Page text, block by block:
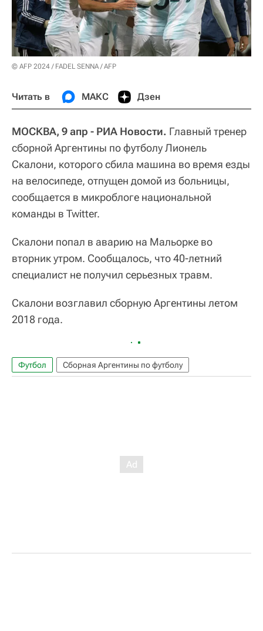
© AFP 2024 / FADEL SENNA / AFP
Читать в МАКС Дзен
МОСКВА, 9 апр - РИА Новости. Главный тренер
сборной Аргентины по футболу Лионель
Скалони, которого сбила машина во время езды
на велосипеде, отпущен домой из больницы,
сообщается в микроблоге национальной
команды в Twitter.
Скалони попал в аварию на Мальорке во
вторник утром. Сообщалось, что 40-летний
специалист не получил серьезных травм.
Скалони возглавил сборную Аргентины летом
2018 года.
Футбол Сборная Аргентины по футболу